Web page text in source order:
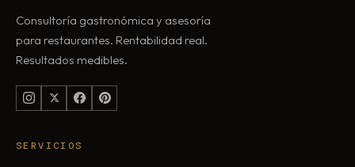
Consultoría gastronómica y asesoría
para restaurantes. Rentabilidad real.
Resultados medibles.
SERVICIOS